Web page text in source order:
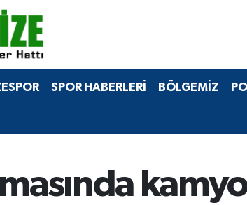
SPOR HABERLERİ BÖLGEMİZ